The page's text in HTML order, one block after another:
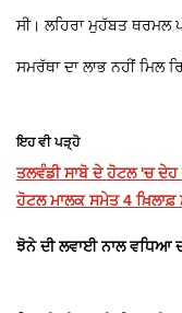
ਸੀ। ਲਹਿਰਾ ਮੁਹੱਬਤ ਥਰਮਲ
ਸਮਰੱਥਾ ਦਾ ਲਾਭ ਨਹੀਂ ਮਿਲ
ਇਹ ਵੀ ਪੜ੍ਹੋ
ਤਲਵੰਡੀ ਸਾਬੋ ਦੇ ਹੋਟਲ 'ਚ
ਹੋਟਲ ਮਾਲਕ ਸਮੇਤ 4 ਖ਼ਿਲਾਫ਼
ਝੋਨੇ ਦੀ ਲਵਾਈ ਨਾਲ ਵਧਿਆ